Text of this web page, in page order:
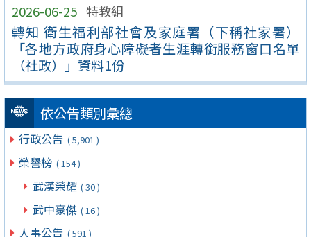
2026-06-25 特教組
轉知 衛生福利部社會及家庭署（下稱社家署）
「各地方政府身心障礙者生涯轉銜服務窗口名單
（社政）」資料1份
依公告類別彙總
行政公告 ( 5,901 )
榮譽榜 ( 154 )
武漢榮耀 ( 30 )
武中豪傑 ( 16 )
人事公告 ( 591 )